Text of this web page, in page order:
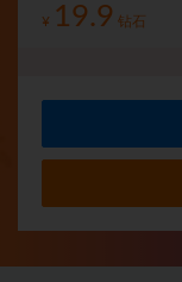
¥ 19.9 钻石